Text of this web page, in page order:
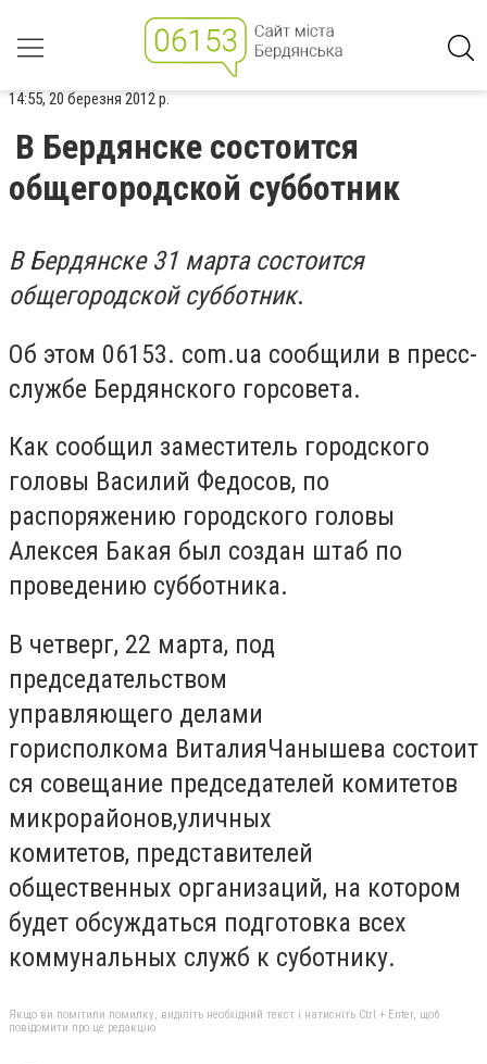
14:55, 20 березня 2012 р.
В Бердянске состоится
общегородской субботник
В Бердянске 31 марта состоится
общегородской субботник.
Об этом 06153. com.ua сообщили в пресс-
службе Бердянского горсовета.
Как сообщил заместитель городского
головы Василий Федосов, по
распоряжению городского головы
Алексея Бакая был создан штаб по
проведению субботника.
В четверг, 22 марта, под
председательством
управляющего делами
горисполкома ВиталияЧанышева состоит
ся совещание председателей комитетов
микрорайонов,уличных
комитетов, представителей
общественных организаций, на котором
будет обсуждаться подготовка всех
коммунальных служб к суботнику.
Якщо ви помітили помилку, виділіть необхідний текст і натисніть Ctrl + Enter, щоб
повідомити про це редакцію